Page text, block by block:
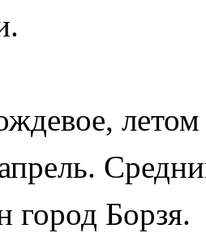
летом
город Борзя.